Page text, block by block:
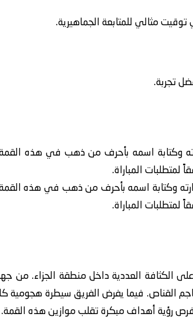
مثالي للمتابعة الجماهيرية.
تجربة.
وكتابة اسمه بأحرف من ذهب في هذه
المباراة.
وكتابة اسمه بأحرف من ذهب في هذه
المباراة.
الكثافة العددية داخل منطقة الجزاء. من
القناص. فيما يفرض الفريق سيطرة هجومية
فرص رؤية أهداف مبكرة تقلب موازين هذه القمة.